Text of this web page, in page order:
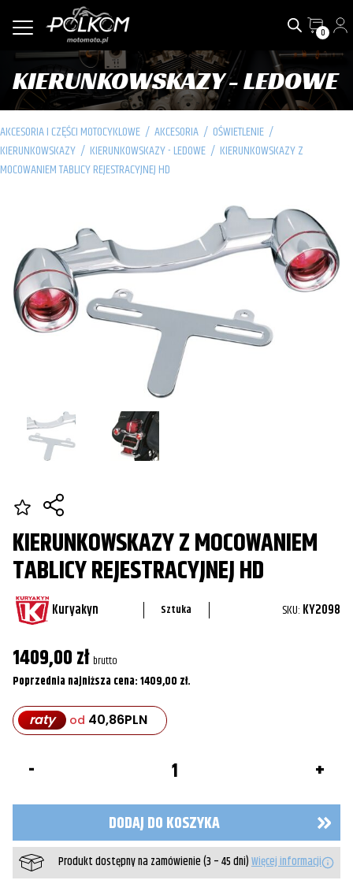
0
KIERUNKOWSKAZY - LEDOWE
AKCESORIA I CZĘŚCI MOTOCYKLOWE / AKCESORIA / OŚWIETLENIE /
KIERUNKOWSKAZY / KIERUNKOWSKAZY - LEDOWE / KIERUNKOWSKAZY Z
MOCOWANIEM TABLICY REJESTRACYJNEJ HD
KIERUNKOWSKAZY Z MOCOWANIEM
TABLICY REJESTRACYJNEJ HD
Kuryakyn Sztuka SKU: KY2098
1409,00zł brutto
Poprzednia najniższa cena:1409,00 zł.
raty od 40,86PLN
tablicy
HD
DODAJ DO KOSZYKA
Produkt dostępny na zamówienie (3 – 45 dni)Więcej informacji